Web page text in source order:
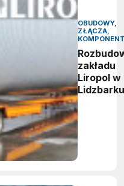
OBUDOWY,
ZŁĄCZA,
zakładu
Liropol w
Lidzbarku